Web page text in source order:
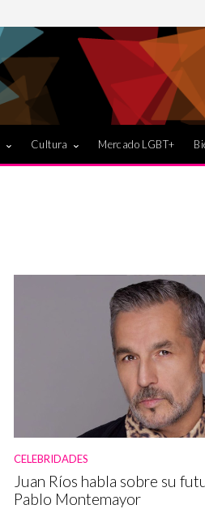
Cultura Mercado LGBT+
CELEBRIDADES
Juan Ríos habla sobre su
Pablo Montemayor